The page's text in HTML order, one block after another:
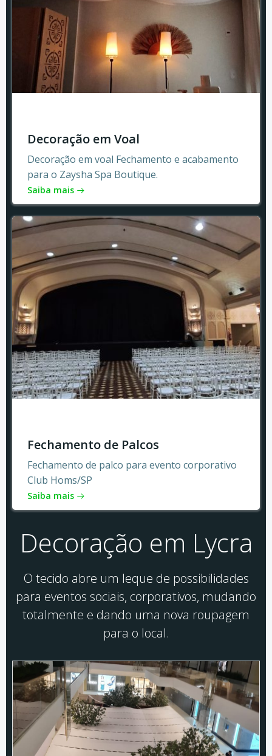
Decoração em Voal
Decoração em voal Fechamento e acabamento
para o Zaysha Spa Boutique.
Saiba mais
Fechamento de Palcos
Fechamento de palco para evento corporativo
Club Homs/SP
Saiba mais
Decoração em Lycra
O tecido abre um leque de possibilidades
para eventos sociais, corporativos, mudando
totalmente e dando uma nova roupagem
para o local.